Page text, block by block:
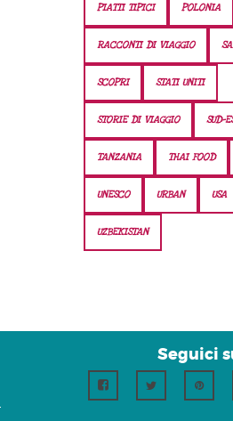
PIATTI TIPICI POLONIA
RACCONTI DI VIAGGIO
SCOPRI STATI UNITI
STORIE DI VIAGGIO SUD-
TANZANIA THAI FOOD
UNESCO URBAN USA
UZBEKISTAN
Seguici